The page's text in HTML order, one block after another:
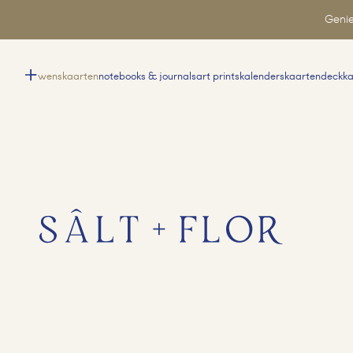
wenskaartennotebooks & journalsart printskalenderskaartendeck